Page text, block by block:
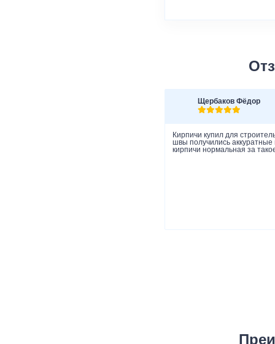
Щербаков Фёдор
Кирпичи купил для
швы получились
кирпичи нормальная за